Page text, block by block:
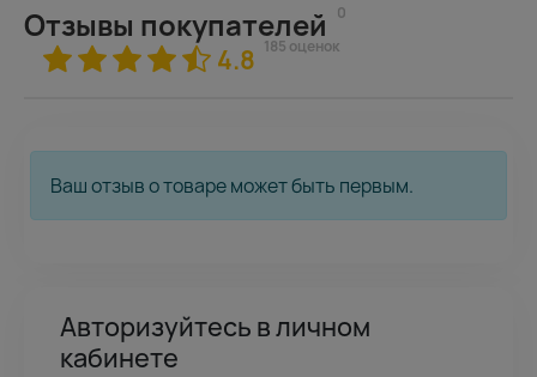
Отзывы покупателей 0
4.8 185 оценок
Ваш отзыв о товаре может быть первым.
Авторизуйтесь в личном
кабинете